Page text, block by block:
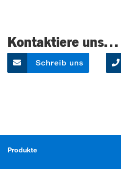
Kontaktiere uns…
Schreib uns
Produkte